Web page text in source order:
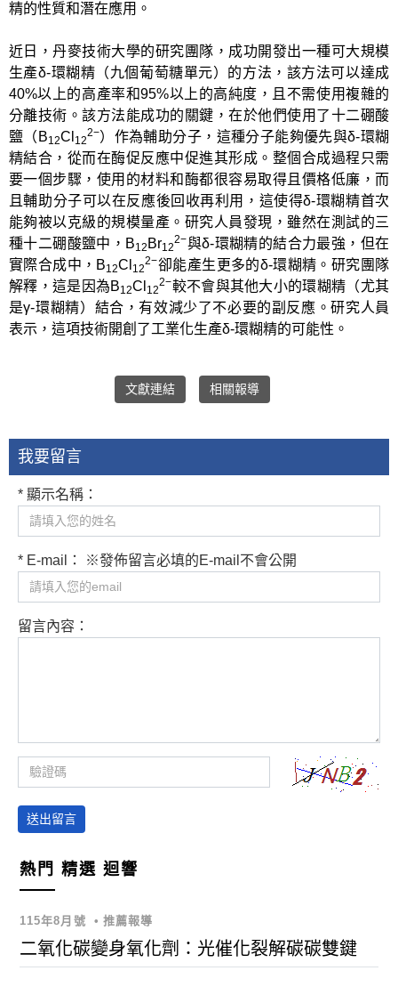
精的性質和潛在應用。
近日，丹麥技術大學的研究團隊，成功開發出一種可大規模
生產δ-環糊精（九個葡萄糖單元）的方法，該方法可以達成
40%以上的高產率和95%以上的高純度，且不需使用複雜的
分離技術。該方法能成功的關鍵，在於他們使用了十二硼酸
鹽（B12Cl 12
2−）作為輔助分子，這種分子能夠優先與δ-環糊
精結合，從而在酶促反應中促進其形成。整個合成過程只需
要一個步驟，使用的材料和酶都很容易取得且價格低廉，而
且輔助分子可以在反應後回收再利用，這使得δ-環糊精首次
能夠被以克級的規模量產。研究人員發現，雖然在測試的三
種十二硼酸鹽中，B12 Br12
2−與δ-環糊精的結合力最強，但在
實際合成中，B12Cl 12
2−卻能產生更多的δ-環糊精。研究團隊
解釋，這是因為B12Cl 12
2−較不會與其他大小的環糊精（尤其
是γ-環糊精）結合，有效減少了不必要的副反應。研究人員
表示，這項技術開創了工業化生產δ-環糊精的可能性。
文獻連結 相關報導
我要留言
* 顯示名稱：
* E-mail： ※發佈留言必填的E-mail不會公開
留言內容：
送出留言
熱門 精選 迴響
115年8月號 • 推薦報導
二氧化碳變身氧化劑：光催化裂解碳碳雙鍵